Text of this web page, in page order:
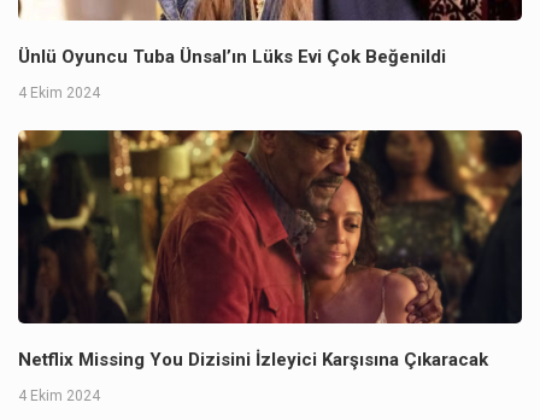
Ünlü Oyuncu Tuba Ünsal’ın Lüks Evi Çok Beğenildi
4 Ekim 2024
Netflix Missing You Dizisini İzleyici Karşısına Çıkaracak
4 Ekim 2024